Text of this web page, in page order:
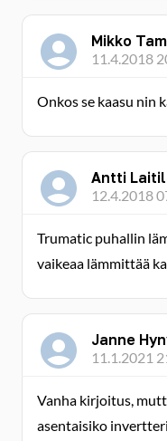
Mikko
11.4.2018
Onkos se kaasu nin
Antti
12.4.2018
Trumatic puhallin
vaikeaa lämmittää
Janne
11.1.2021
Vanha kirjoitus,
asentaisiko